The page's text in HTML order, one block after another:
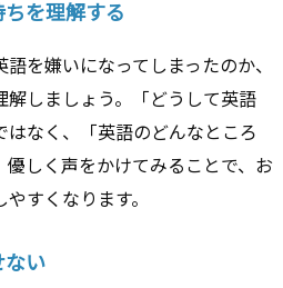
を理解する
を嫌いになってしまったのか、
しましょう。「どうして英語
なく、「英語のどんなところ
しく声をかけてみることで、お
すくなります。
ない